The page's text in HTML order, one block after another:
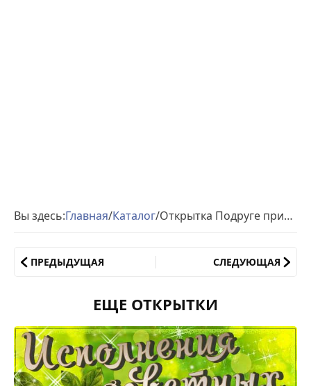
Вы здесь:Главная/Каталог/ Открытка Подруге прикольная
ПРЕДЫДУЩАЯ СЛЕДУЮЩАЯ
ЕЩЕ ОТКРЫТКИ